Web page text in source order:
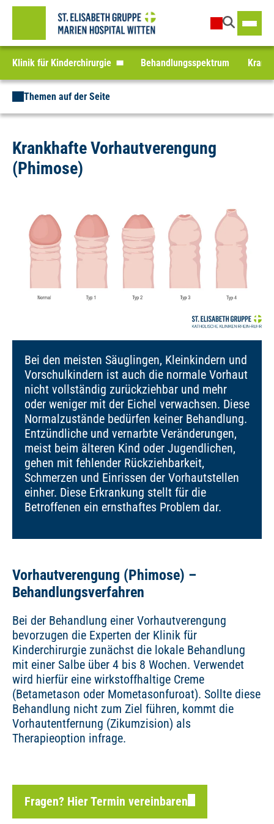
Klinik für Kinderchirurgie Behandlungsspektrum
Themen auf der Seite
Krankhafte Vorhautverengung
(Phimose)
Bei den meisten Säuglingen, Kleinkindern und
Vorschulkindern ist auch die normale Vorhaut
nicht vollständig zurückziehbar und mehr
oder weniger mit der Eichel verwachsen. Diese
Normalzustände bedürfen keiner Behandlung.
Entzündliche und vernarbte Veränderungen,
meist beim älteren Kind oder Jugendlichen,
gehen mit fehlender Rückziehbarkeit,
Schmerzen und Einrissen der Vorhautstellen
einher. Diese Erkrankung stellt für die
Betroffenen ein ernsthaftes Problem dar.
Vorhautverengung (Phimose) –
Behandlungsverfahren
Bei der Behandlung einer Vorhautverengung
bevorzugen die Experten der Klinik für
Kinderchirurgie zunächst die lokale Behandlung
mit einer Salbe über 4 bis 8 Wochen. Verwendet
wird hierfür eine wirkstoffhaltige Creme
(Betametason oder Mometasonfuroat). Sollte diese
Behandlung nicht zum Ziel führen, kommt die
Vorhautentfernung (Zikumzision) als
Therapieoption infrage.
Fragen? Hier Termin vereinbaren